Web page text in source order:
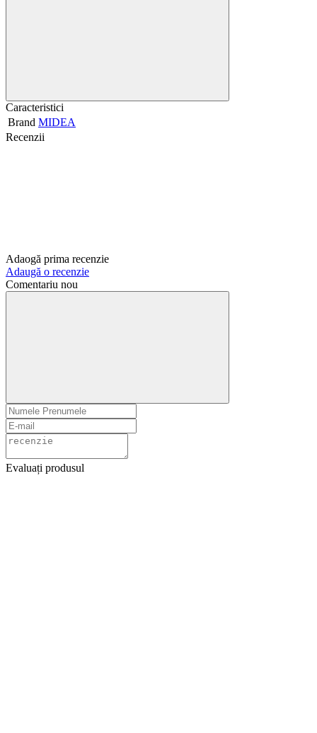
Caracteristici
Brand MIDEA
Recenzii
Adaogă prima recenzie
Adaugă o recenzie
Comentariu nou
Evaluați produsul